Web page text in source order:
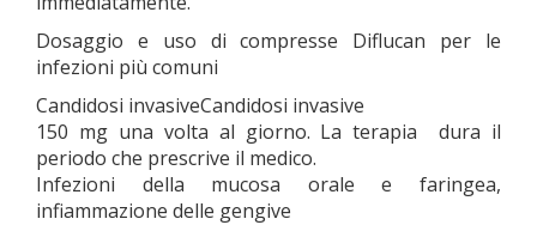
Dosaggio e uso di compresse Diflucan per le
infezioni più comuni
Candidosi invasiveCandidosi invasive
150 mg una volta al giorno. La terapia dura il
periodo che prescrive il medico.
Infezioni della mucosa orale e faringea,
infiammazione delle gengive